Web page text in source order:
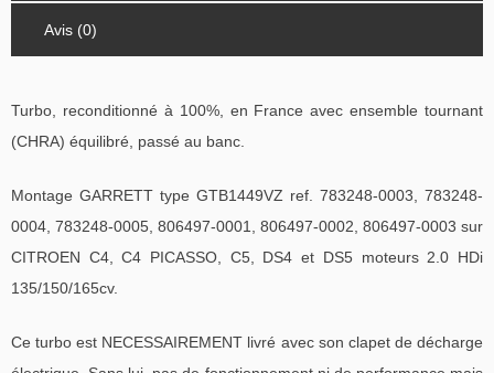
Avis (0)
Turbo, reconditionné à 100%, en France avec ensemble tournant
(CHRA) équilibré, passé au banc.
Montage GARRETT type GTB1449VZ ref. 783248-0003, 783248-
0004, 783248-0005, 806497-0001, 806497-0002, 806497-0003 sur
CITROEN C4, C4 PICASSO, C5, DS4 et DS5 moteurs 2.0 HDi
135/150/165cv.
Ce turbo est NECESSAIREMENT livré avec son clapet de décharge